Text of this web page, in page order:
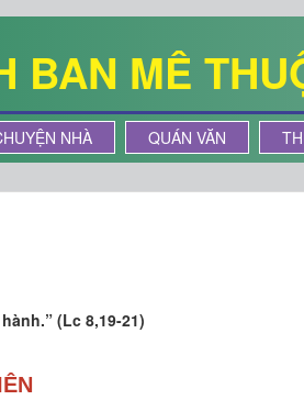
BAN MÊ
NHÀ QUÁN VĂN
(Lc 8,19-21)